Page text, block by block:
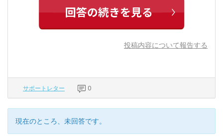
投稿内容について報告する
サポートレター 0
現在のところ、未回答です。